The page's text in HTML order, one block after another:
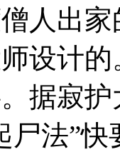
人出
设计
据寂
尸法”